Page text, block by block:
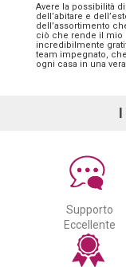
Avere la possibilità
dell’abitare e
dell’assortimento
ciò che rende il mio
incredibilmente
team impegnato,
ogni casa in una
Supporto
Eccellente